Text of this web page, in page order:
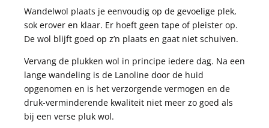
Wandelwol plaats je eenvoudig op de gevoelige plek,
sok erover en klaar. Er hoeft geen tape of pleister op.
De wol blijft goed op z’n plaats en gaat niet schuiven.
Vervang de plukken wol in principe iedere dag. Na een
lange wandeling is de Lanoline door de huid
opgenomen en is het verzorgende vermogen en de
druk-verminderende kwaliteit niet meer zo goed als
bij een verse pluk wol.